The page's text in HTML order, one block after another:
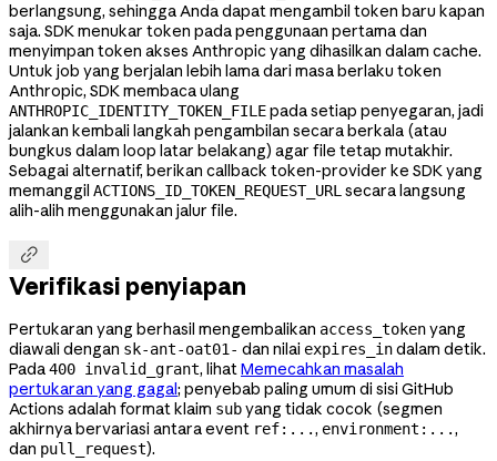
berlangsung, sehingga Anda dapat mengambil token baru kapan
saja. SDK menukar token pada penggunaan pertama dan
menyimpan token akses Anthropic yang dihasilkan dalam cache.
Untuk job yang berjalan lebih lama dari masa berlaku token
Anthropic, SDK membaca ulang
ANTHROPIC_IDENTITY_TOKEN_FILEpada setiap penyegaran, jadi
jalankan kembali langkah pengambilan secara berkala (atau
bungkus dalam loop latar belakang) agar file tetap mutakhir.
Sebagai alternatif, berikan callback token-provider ke SDK yang
memanggil ACTIONS_ID_TOKEN_REQUEST_URLsecara langsung
alih-alih menggunakan jalur file.

Verifikasi penyiapan
Pertukaran yang berhasil mengembalikan access_tokenyang
diawali dengan sk-ant-oat01- dan nilai expires_indalam detik.
Pada400 invalid_grant, lihatMemecahkan masalah
pertukaran yang gagal; penyebab paling umum di sisi GitHub
Actions adalah format klaim subyang tidak cocok (segmen
akhirnya bervariasi antara event ref:..., environment:...,
dan pull_request).